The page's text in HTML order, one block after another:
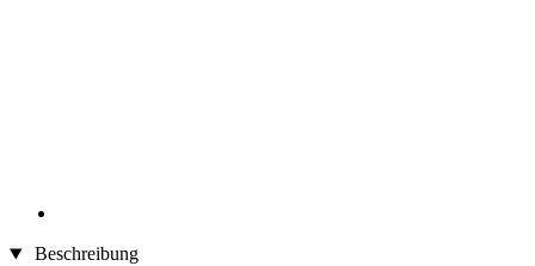
Beschreibung